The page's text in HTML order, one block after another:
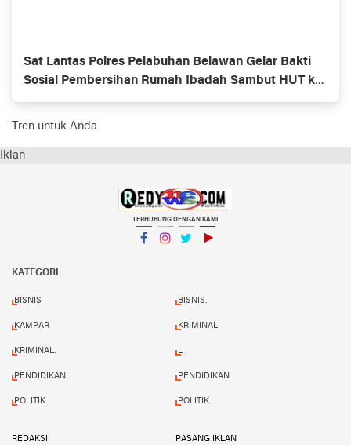
Sat Lantas Polres Pelabuhan Belawan Gelar Bakti
Sosial Pembersihan Rumah Ibadah Sambut HUT ke-
70 Polisi Lalu Lintas
Tren untuk Anda
Iklan
TERHUBUNG DENGAN KAMI
KATEGORI
BISNIS BISNIS.
KAMPAR KRIMINAL
KRIMINAL. L
PENDIDIKAN PENDIDIKAN.
POLITIK POLITIK.
REDAKSI PASANG IKLAN